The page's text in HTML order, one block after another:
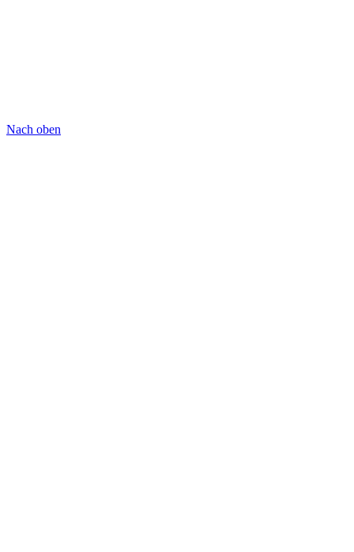
Nach oben